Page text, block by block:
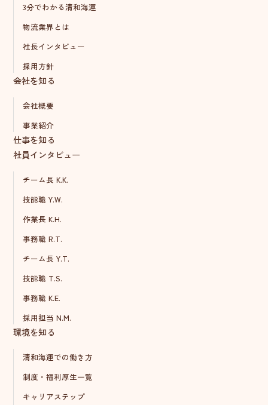
3分でわかる清和海運
物流業界とは
社長インタビュー
採用方針
会社を知る
会社概要
事業紹介
仕事を知る
社員インタビュー
チーム長 K.K.
技能職 Y.W.
作業長 K.H.
事務職 R.T.
チーム長 Y.T.
技能職 T.S.
事務職 K.E.
採用担当 N.M.
環境を知る
清和海運での働き方
制度・福利厚生一覧
キャリアステップ